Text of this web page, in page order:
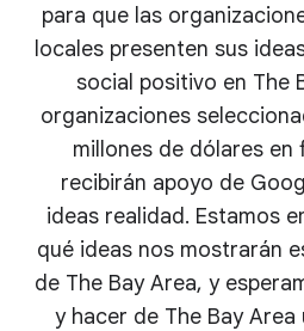
para que las
locales presenten sus
social positivo en The
organizaciones
millones de dólares en
recibirán apoyo de
ideas realidad. Estamos
qué ideas nos mostrarán
de The Bay Area, y
y hacer de The Bay